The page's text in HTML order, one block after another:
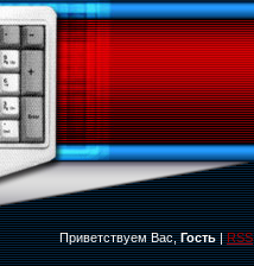
Приветствуем Вас, Гость|RSS